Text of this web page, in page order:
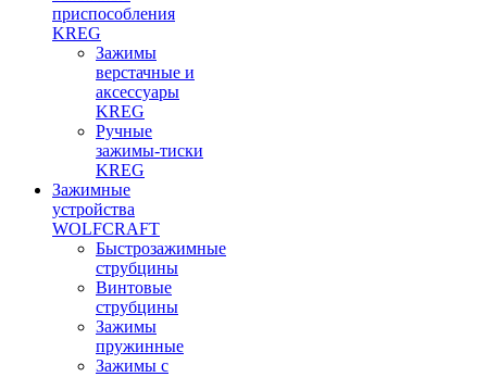
приспособления
KREG
Зажимы
верстачные и
аксессуары
KREG
Ручные
зажимы-тиски
KREG
Зажимные
устройства
WOLFCRAFT
Быстрозажимные
струбцины
Винтовые
струбцины
Зажимы
пружинные
Зажимы с